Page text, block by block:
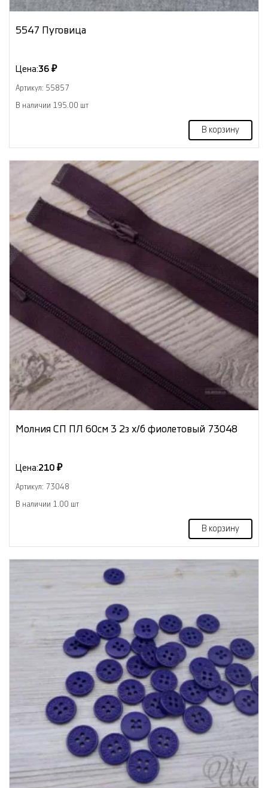
5547 Пуговица
Цена:36 ₽
Артикул: 55857
В наличии 195.00 шт
В корзину
Молния СП ПЛ 60см 3 2з х/б фиолетовый 73048
Цена:210 ₽
Артикул: 73048
В наличии 1.00 шт
В корзину